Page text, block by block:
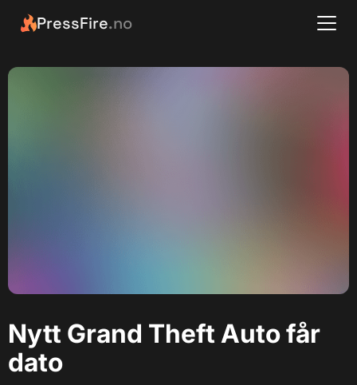
PressFire.no
Nytt Grand Theft Auto får
dato